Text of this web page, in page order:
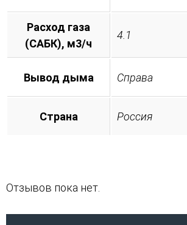
Расход газа
(САБК), м3/ч
4.1
Вывод дыма Справа
Страна Россия
Отзывов пока нет.